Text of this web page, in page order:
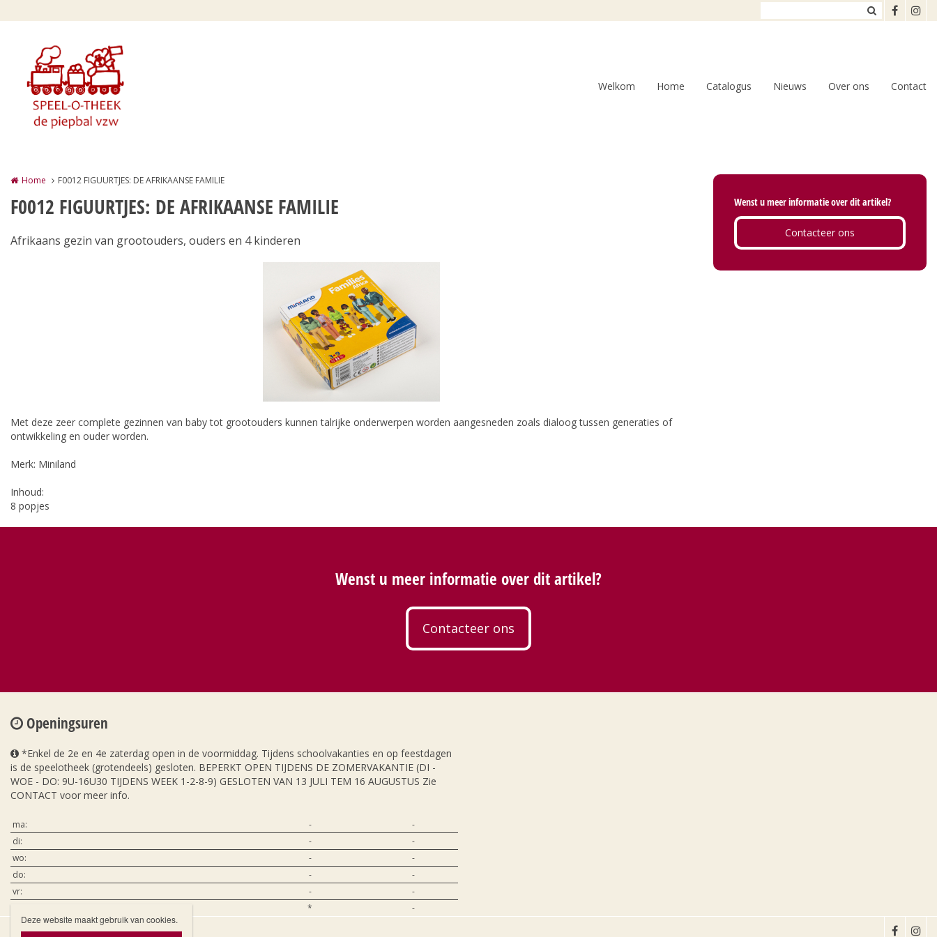
Welkom Home Catalogus Nieuws Over ons Contact
Home F0012 FIGUURTJES: DE AFRIKAANSE FAMILIE
F0012 FIGUURTJES: DE AFRIKAANSE FAMILIE
Afrikaans gezin van grootouders, ouders en 4 kinderen
Met deze zeer complete gezinnen van baby tot grootouders kunnen talrijke onderwerpen worden aangesneden zoals dialoog tussen generaties of
ontwikkeling en ouder worden.
Merk: Miniland
Inhoud:
8 popjes
Wenst u meer informatie over dit artikel?
Contacteer ons
Wenst u meer informatie over dit artikel?
Contacteer ons
Openingsuren
*Enkel de 2e en 4e zaterdag open in de voormiddag. Tijdens schoolvakanties en op feestdagen
is de speelotheek (grotendeels) gesloten. BEPERKT OPEN TIJDENS DE ZOMERVAKANTIE (DI -
WOE - DO: 9U-16U30 TIJDENS WEEK 1-2-8-9) GESLOTEN VAN 13 JULI TEM 16 AUGUSTUS Zie
CONTACT voor meer info.
ma: -
-
di:
-
-
wo:
-
-
do:
-
-
vr:
-
-
* -
Deze website maakt gebruik van cookies.